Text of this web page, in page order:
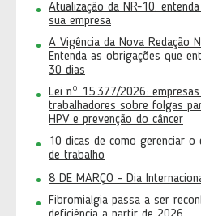
Atualização da NR-10:
sua empresa
A Vigência da Nova Redação
Entenda as obrigações que
30 dias
Lei nº 15.377/2026:
trabalhadores sobre folgas
HPV e prevenção do câncer
10 dicas de como gerenciar o
de trabalho
8 DE MARÇO - Dia
Fibromialgia passa a ser